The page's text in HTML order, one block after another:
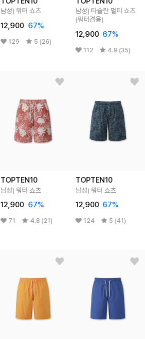
남성) 워터 쇼츠
12,900 67%
129 5 (26)
남성) 타슬란 멀티 쇼츠
(워터겸용)
12,900 67%
112 4.9 (35)
TOPTEN10
남성) 워터 쇼츠
12,900 67%
71 4.8 (21)
TOPTEN10
남성) 워터 쇼츠
12,900 67%
124 5 (41)